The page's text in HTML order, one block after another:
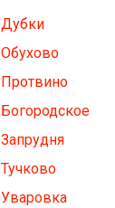
Дубки
Обухово
Протвино
Богородское
Запрудня
Тучково
Уваровка